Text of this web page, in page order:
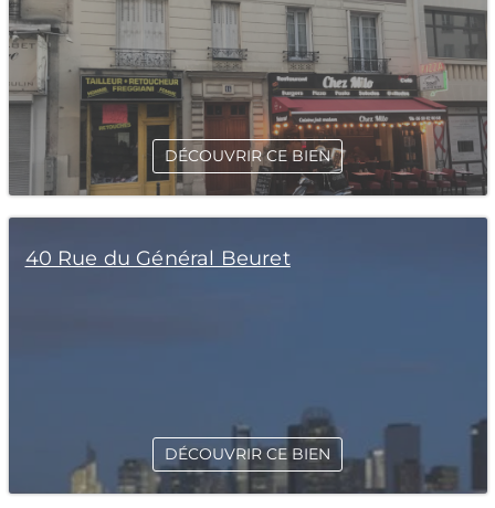
DÉCOUVRIR CE BIEN
40 Rue du Général Beuret
DÉCOUVRIR CE BIEN